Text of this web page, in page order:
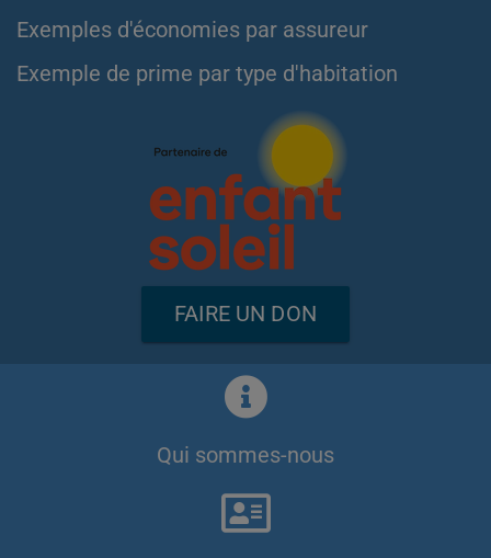
Exemples d'économies par assureur
Exemple de prime par type d'habitation
FAIRE UN DON
Qui sommes-nous